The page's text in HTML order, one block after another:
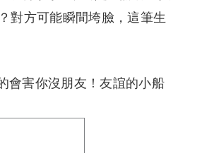
對方可能瞬間垮臉，這筆生
會害你沒朋友！友誼的小船